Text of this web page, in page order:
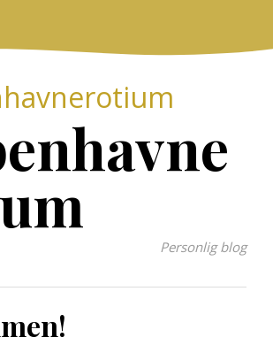
Personlig blog